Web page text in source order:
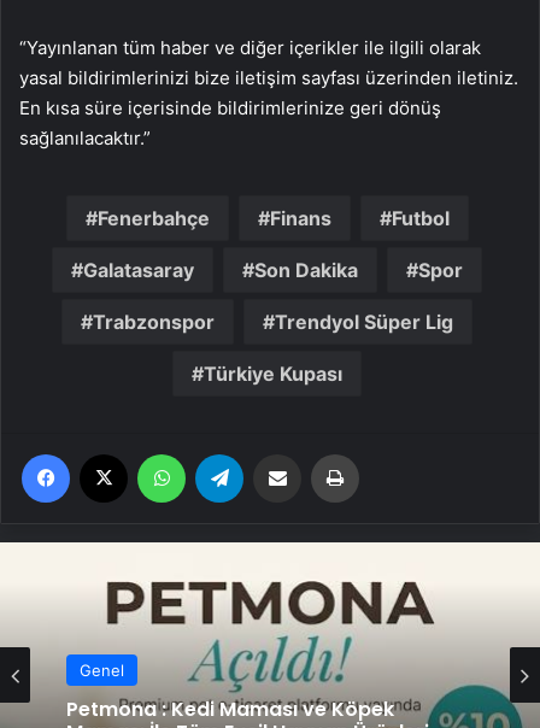
“Yayınlanan tüm haber ve diğer içerikler ile ilgili olarak
yasal bildirimlerinizi bize iletişim sayfası üzerinden iletiniz.
En kısa süre içerisinde bildirimlerinize geri dönüş
sağlanılacaktır.”
Fenerbahçe Finans Futbol
Galatasaray Son Dakika Spor
Trabzonspor Trendyol Süper Lig
Türkiye Kupası
Facebook WhatsApp Email'den paylaş
Genel
Genel